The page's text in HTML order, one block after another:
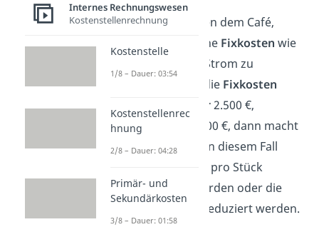
Diese2.500 €
helfen dem Café,
typische monatliche Fixkosten wie
Ladenmiete oder Strom zu
. Liegen die Fixkosten
über2.500 €,
beispielsweise 3.000 €, dann macht
das CaféVerlust
. In diesem Fall
müssen die Preise pro Stück
Kuchen erhöht werden oder die
variablen Kosten reduziert werden.
Internes Rechnungswesen
Kostenstellenrechnung
Kostenstelle
1/8 – Dauer: 03:54
Kostenstellenrec
hnung
2/8 – Dauer: 04:28
Primär- und
Sekundärkosten
3/8 – Dauer: 01:58